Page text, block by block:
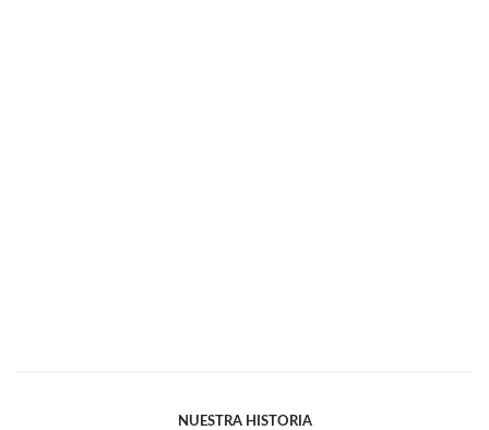
NUESTRA HISTORIA